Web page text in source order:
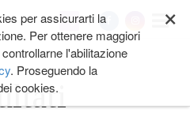
My ×
per assicurarti la
Per ottenere maggiori
l'abilitazione
. Proseguendo la
cookies.